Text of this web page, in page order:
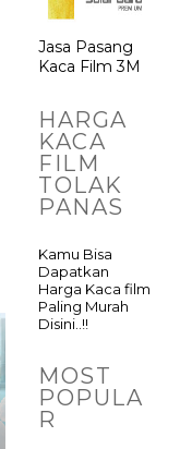
Jasa Pasang
Kaca Film 3M
HARGA
KACA
FILM
TOLAK
PANAS
Kamu Bisa
Dapatkan
Harga Kaca film
Paling Murah
Disini..!!
MOST
POPULA
R